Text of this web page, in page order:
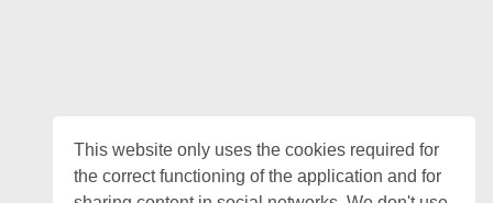
This website only uses the cookies required for
the correct functioning of the application and for